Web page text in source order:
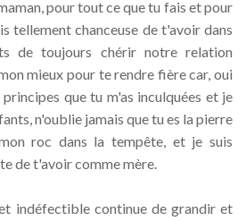
pour tout ce que tu fais et pour
tellement chanceuse de t'avoir dans
de toujours chérir notre relation
mieux pour te rendre fière car, oui
que tu m'as inculquées et je
n'oublie jamais que tu es la pierre
roc dans la tempête, et je suis
de t'avoir comme mère.
indéfectible continue de grandir et